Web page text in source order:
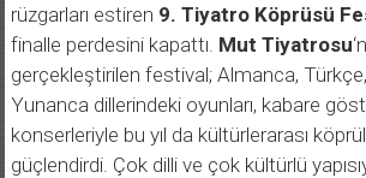
rüzgarları estiren 9. Tiyatro Köprüsü
finalle perdesini kapattı. Mut Tiyatrosu
gerçekleştirilen festival; Almanca,
Yunanca dillerindeki oyunları, kabare
konserleriyle bu yıl da kültürlerarası
güçlendirdi. Çok dilli ve çok kültürlü